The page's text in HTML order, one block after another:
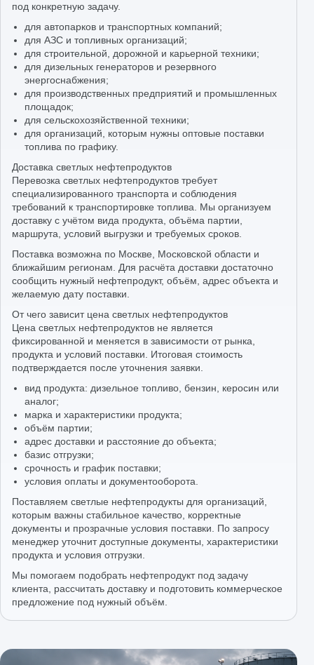
под конкретную задачу.
для автопарков и транспортных компаний;
для АЗС и топливных организаций;
для строительной, дорожной и карьерной техники;
для дизельных генераторов и резервного
энергоснабжения;
для производственных предприятий и промышленных
площадок;
для сельскохозяйственной техники;
для организаций, которым нужны оптовые поставки
топлива по графику.
Доставка светлых нефтепродуктов
Перевозка светлых нефтепродуктов требует
специализированного транспорта и соблюдения
требований к транспортировке топлива. Мы организуем
доставку с учётом вида продукта, объёма партии,
маршрута, условий выгрузки и требуемых сроков.
Поставка возможна по Москве, Московской области и
ближайшим регионам. Для расчёта доставки достаточно
сообщить нужный нефтепродукт, объём, адрес объекта и
желаемую дату поставки.
От чего зависит цена светлых нефтепродуктов
Цена светлых нефтепродуктов не является
фиксированной и меняется в зависимости от рынка,
продукта и условий поставки. Итоговая стоимость
подтверждается после уточнения заявки.
вид продукта: дизельное топливо, бензин, керосин или
аналог;
марка и характеристики продукта;
объём партии;
адрес доставки и расстояние до объекта;
базис отгрузки;
срочность и график поставки;
условия оплаты и документооборота.
Поставляем светлые нефтепродукты для организаций,
которым важны стабильное качество, корректные
документы и прозрачные условия поставки. По запросу
менеджер уточнит доступные документы, характеристики
продукта и условия отгрузки.
Мы помогаем подобрать нефтепродукт под задачу
клиента, рассчитать доставку и подготовить коммерческое
предложение под нужный объём.